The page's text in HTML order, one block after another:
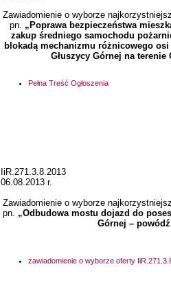
Zawiadomienie o wyborze
pn. „Poprawa bezpieczeństwa
zakup średniego samochodu
blokadą mechanizmu różnicowego
Głuszycy Górnej na terenie
Pełna Treść Ogłoszenia
IiR.271.3.8.2013
06.08.2013 r.
Zawiadomienie o wyborze
pn. „Odbudowa mostu dojazd do
Górnej – powódź
zawiadomienie o wyborze oferty